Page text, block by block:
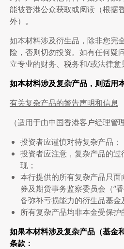
能被香港公众获取或阅读（根据
外）。
如本材料涉及衍生品，除非您完
险，否则切勿投资。如有任何疑
立专业的财务、税务和/或法律意
如本材料涉及复杂产品，则适用
有关复杂产品的警告声明和信息
（适用于由中国香港客户经理管
投资者应谨慎对待复杂产品；
投资者应注意，复杂产品的
现；
本行提供的所有复杂产品只
券及期货事务监察委员会（“
备弥补亏损能力的衍生品基
所有复杂产品均非本金受保护
如果本材料涉及复杂产品（基金
条款：